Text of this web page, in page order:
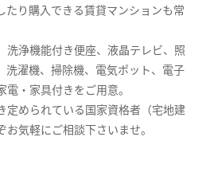
たり購入できる賃貸マンションも常
洗浄機能付き便座、液晶テレビ、照
洗濯機、掃除機、電気ポット、電子
・家具付きをご用意。
定められている国家資格者（宅地建
気軽にご相談下さいませ。